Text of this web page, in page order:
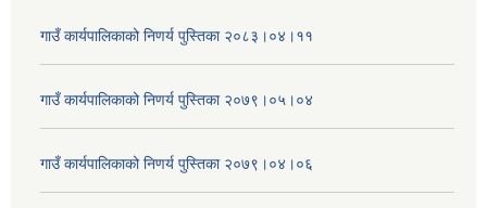
गाउँ कार्यपालिकाको निणर्य पुस्तिका २०८३।०४।११
गाउँ कार्यपालिकाको निणर्य पुस्तिका २०७९।०५।०४
गाउँ कार्यपालिकाको निणर्य पुस्तिका २०७९।०४।०६